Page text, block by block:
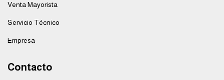
Venta Mayorista
Servicio Técnico
Empresa
Contacto